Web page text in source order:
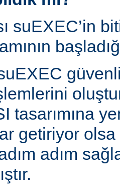
suEXEC’in
tasarımına
getiriyor
adım